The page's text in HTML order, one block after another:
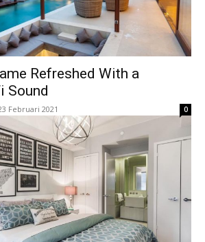
Refreshed With a
Sound
Februari 2021 0